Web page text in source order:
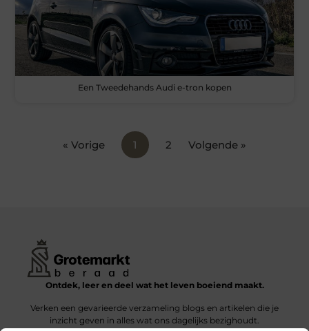
Een Tweedehands Audi e-tron kopen
« Vorige 1 2 Volgende »
Ontdek, leer en deel wat het leven boeiend maakt.
Verken een gevarieerde verzameling blogs en artikelen die je
inzicht geven in alles wat ons dagelijks bezighoudt.